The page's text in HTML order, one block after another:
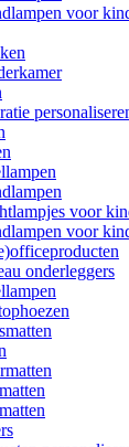
voor
voor
voor
onderleggers